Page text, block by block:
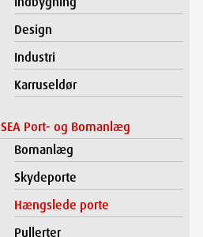
Design
Industri
Karruseldør
SEA Port- og Bomanlæg
Bomanlæg
Skydeporte
Hængslede porte
Pullerter